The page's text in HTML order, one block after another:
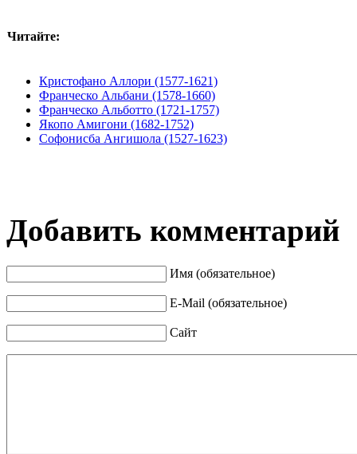
Читайте:
Кристофано Аллори (1577-1621)
Франческо Альбани (1578-1660)
Франческо Альботто (1721-1757)
Якопо Амигони (1682-1752)
Софонисба Ангишола (1527-1623)
Добавить комментарий
Имя (обязательное)
E-Mail (обязательное)
Сайт